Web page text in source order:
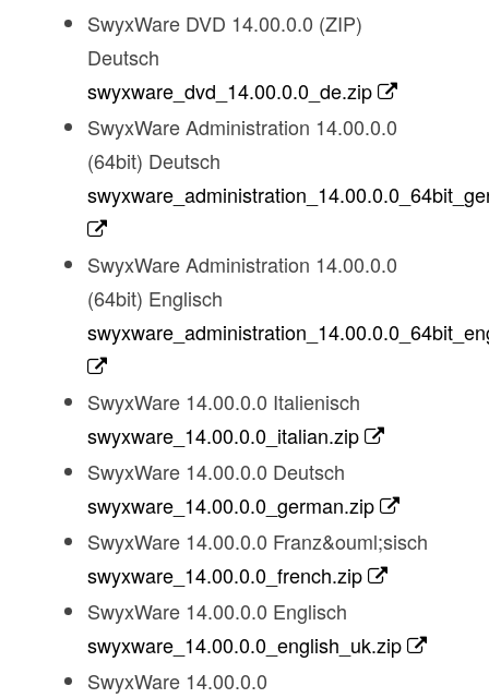
SwyxWare DVD 14.00.0.0 (ZIP)
Deutsch
swyxware_dvd_14.00.0.0_de.zip
SwyxWare Administration 14.00.0.0
(64bit) Deutsch
SwyxWare Administration 14.00.0.0
(64bit) Englisch
SwyxWare 14.00.0.0 Italienisch
swyxware_14.00.0.0_italian.zip
SwyxWare 14.00.0.0 Deutsch
swyxware_14.00.0.0_german.zip
SwyxWare 14.00.0.0 Franz&ouml;sisch
swyxware_14.00.0.0_french.zip
SwyxWare 14.00.0.0 Englisch
swyxware_14.00.0.0_english_uk.zip
SwyxWare 14.00.0.0